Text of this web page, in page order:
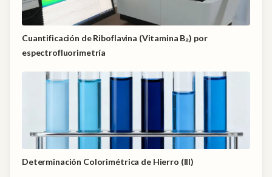
Cuantificación de Riboflavina (Vitamina B₂) por
espectrofluorimetría
Determinación Colorimétrica de Hierro (III)